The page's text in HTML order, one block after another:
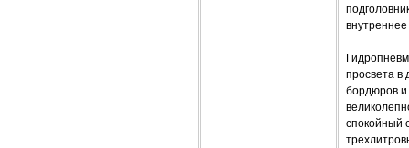
просвета в
бордюров и
спокойный